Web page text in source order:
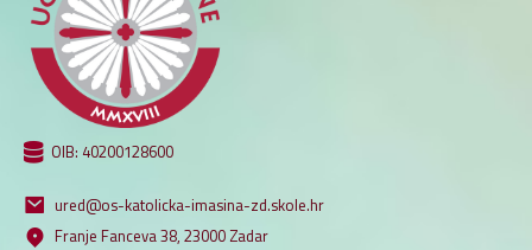
OIB: 40200128600
ured@os-katolicka-imasina-zd.skole.hr
Franje Fanceva 38, 23000 Zadar